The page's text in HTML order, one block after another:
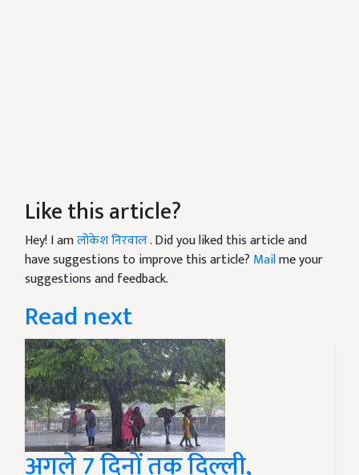
Like this article?
Hey! I amलोकेश निरवाल. Did you liked this article and
have suggestions to improve this article? Mailme your
suggestions and feedback.
Read next